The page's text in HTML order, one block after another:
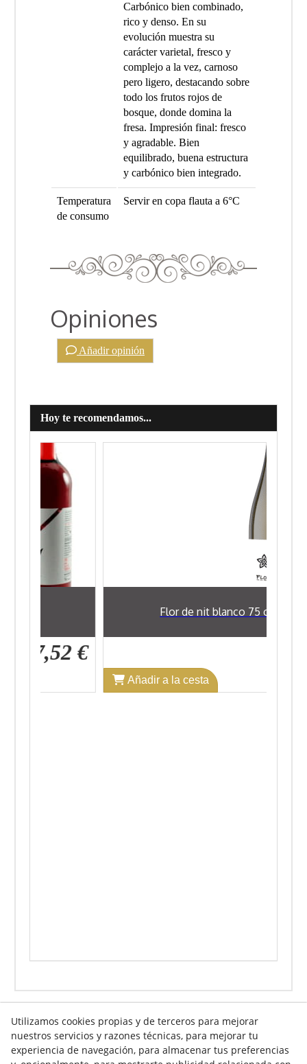
Carbónico bien combinado,
rico y denso. En su
evolución muestra su
carácter varietal, fresco y
complejo a la vez, carnoso
pero ligero, destacando sobre
todo los frutos rojos de
bosque, donde domina la
fresa. Impresión final: fresco
y agradable. Bien
equilibrado, buena estructura
y carbónico bien integrado.
Temperatura
de consumo
Servir en copa flauta a 6°C
Opiniones
Añadir opinión
Hoy te recomendamos...
7,52 €
Flor de nit blanco 75 cl
Añadir a la cesta
Info venta online
Utilizamos cookies propias y de terceros para mejorar
nuestros servicios y razones técnicas, para mejorar tu
experiencia de navegación, para almacenar tus preferencias